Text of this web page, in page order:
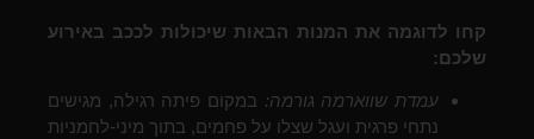
קחו לדוגמה את המנות הבאות שיכולות לככב באירוע
שלכם:
עמדת שווארמה גורמה: במקום פיתה רגילה, מגישים
נתחי פרגית ועגל שצלו על פחמים, בתוך מיני-לחמניות